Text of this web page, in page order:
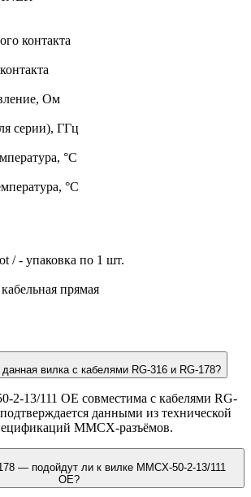
контакта
Ом
серии), ГГц
°C
°C
/ - упаковка по 1 шт.
прямая
вилка с кабелями RG-316 и RG-178?
2-13/111 OE совместима с кабелями RG-
данными из технической
MMCX-разъёмов.
OE?